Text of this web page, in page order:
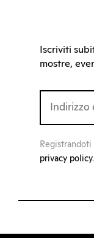
Iscriviti
mostre,
privacy policy.